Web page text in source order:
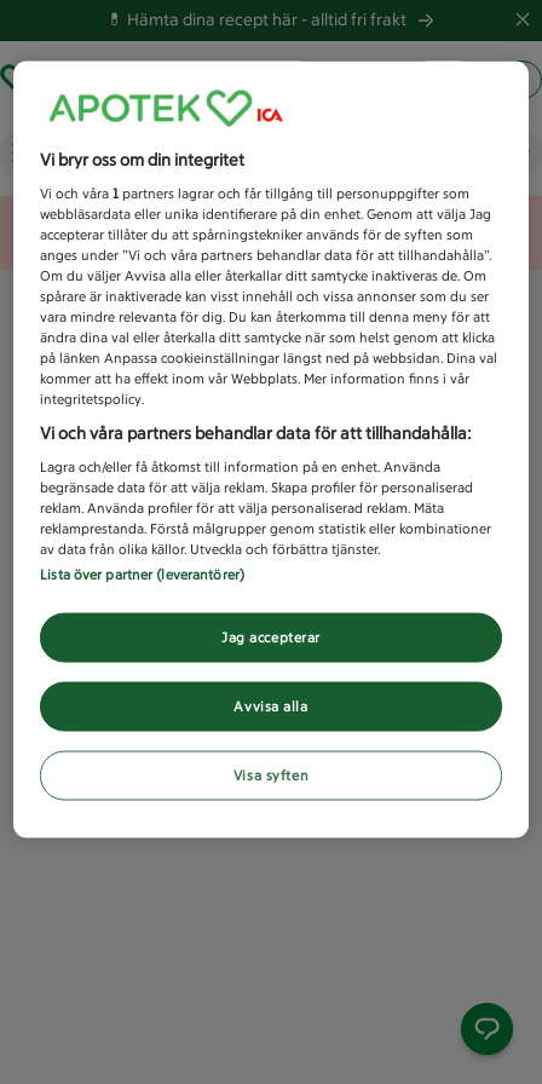
💊 Hämta dina recept här -alltid fri frakt
Vad letar du efter idag?
Unknown error
Vi bryr oss om din integritet
Vi och våra1 partners lagrar och får tillgång till personuppgifter som
webbläsardata eller unika identifierare på din enhet. Genom att välja Jag
accepterar tillåter du att spårningstekniker används för de syften som
anges under ”Vi och våra partners behandlar data för att tillhandahålla”.
Om du väljer Avvisa alla eller återkallar ditt samtycke inaktiveras de. Om
spårare är inaktiverade kan visst innehåll och vissa annonser som du ser
vara mindre relevanta för dig. Du kan återkomma till denna meny för att
ändra dina val eller återkalla ditt samtycke när som helst genom att klicka
på länken Anpassa cookieinställningar längst ned på webbsidan. Dina val
kommer att ha effekt inom vår Webbplats. Mer information finns i vår
integritetspolicy.
Vi och våra partners behandlar data för att tillhandahålla:
Lagra och/eller få åtkomst till information på en enhet. Använda
begränsade data för att välja reklam. Skapa profiler för personaliserad
reklam. Använda profiler för att välja personaliserad reklam. Mäta
reklamprestanda. Förstå målgrupper genom statistik eller kombinationer
av data från olika källor. Utveckla och förbättra tjänster.
Lista över partner (leverantörer)
Avvisa alla
Jag accepterar
Visa syften